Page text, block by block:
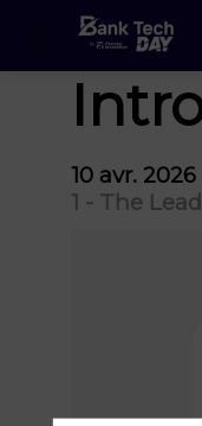
10 avr. 2026
1 - The